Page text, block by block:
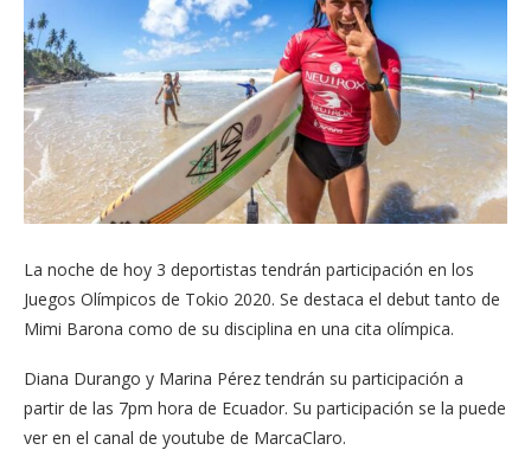
La noche de hoy 3 deportistas tendrán participación en los
Juegos Olímpicos de Tokio 2020. Se destaca el debut tanto de
Mimi Barona como de su disciplina en una cita olímpica.
Diana Durango y Marina Pérez tendrán su participación a
partir de las 7pm hora de Ecuador. Su participación se la puede
ver en el canal de youtube de MarcaClaro.